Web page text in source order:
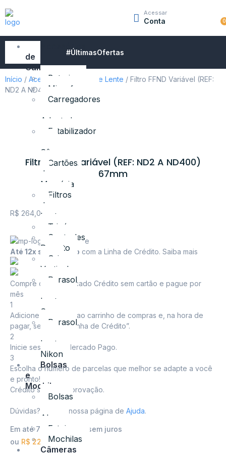
Acessar
Conta 0
Acessórios
de
Câmeras
Baterias
Microfones
Carregadores
Adaptadores
Estabilizador
Câmeras
Cartões
de
Memória
Filtros
de
Lente
Tripés
Controles
Remoto
Grip
Vertical
Parasol
Lentes
Canon
Parasol
Lentes
Nikon
Bolsas
e
Mochilas
Bolsas
Alças
Estojos
Mochilas
Câmeras
#ÚltimasOfertas
Início / Acessórios Filtros de Lente / Filtro FFND Variável (REF:
ND2 A ND400) 67mm
Filtro FFND Variável (REF: ND2 A ND400)
67mm
R$ 264,00
Até 12x sem cartão com a Linha de Crédito. Saiba mais
Compre com o Mercado Crédito sem cartão e pague por
mês
1
Adicione o produto ao carrinho de compras e, na hora de
pagar, selecione “Linha de Crédito”.
2
Inicie sessão no Mercado Pago.
3
Escolha o número de parcelas que melhor se adapte a você
e pronto!
Crédito sujeito a aprovação.
Dúvidas? Confira nossa página de Ajuda.
Em até 7x de R$
sem juros
ou R$ 229,68 à vista